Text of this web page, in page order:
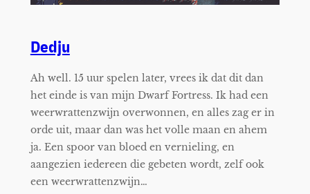
Dedju
Ah well. 15 uur spelen later, vrees ik dat dit dan
het einde is van mijn Dwarf Fortress. Ik had een
weerwrattenzwijn overwonnen, en alles zag er in
orde uit, maar dan was het volle maan en ahem
ja. Een spoor van bloed en vernieling, en
aangezien iedereen die gebeten wordt, zelf ook
een weerwrattenzwijn…